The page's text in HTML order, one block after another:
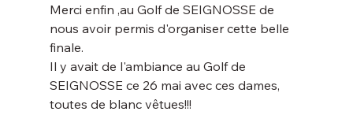
Merci enfin ,au Golf de SEIGNOSSE de
nous avoir permis d'organiser cette belle
finale.
Il y avait de l'ambiance au Golf de
SEIGNOSSE ce 26 mai avec ces dames,
toutes de blanc vêtues!!!